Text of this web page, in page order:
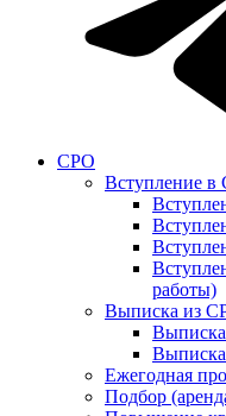
СРО
Вступление
работы)
Выписка из
Ежегодная
Подбор